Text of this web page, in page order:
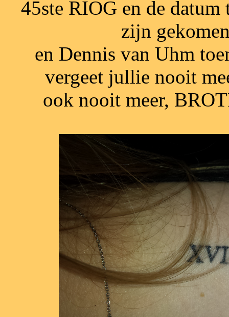
45ste RIOG en de
zijn
en Dennis van Uhm
vergeet jullie nooit
ook nooit meer,